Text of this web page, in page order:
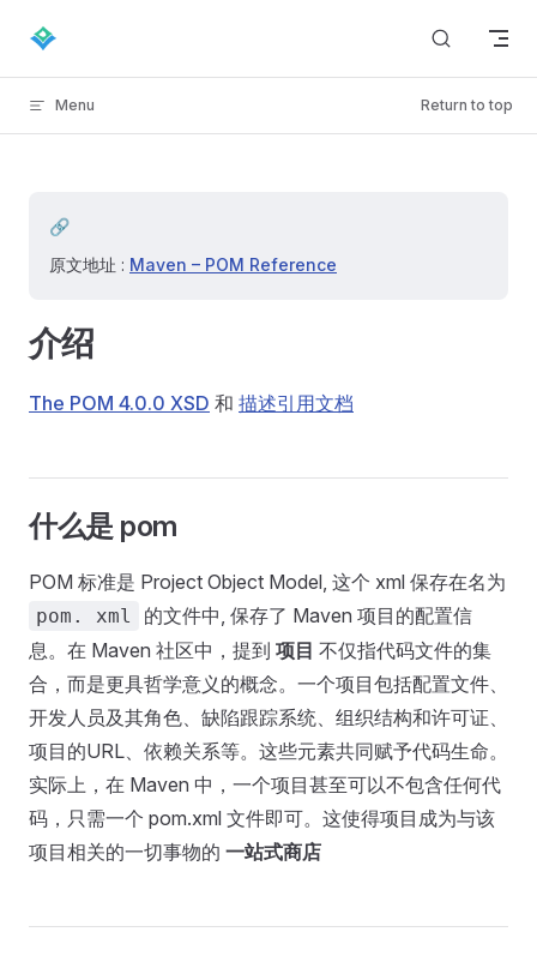
Skip to content
Menu Return to top
🔗
原文地址 : Maven – POM Reference
介绍
The POM 4.0.0 XSD 和 描述引用文档
什么是 pom
POM 标准是 Project Object Model, 这个 xml 保存在名为
pom. xml
的文件中, 保存了 Maven 项目的配置信
息。在 Maven 社区中，提到 项目 不仅指代码文件的集
合，而是更具哲学意义的概念。一个项目包括配置文件、
开发人员及其角色、缺陷跟踪系统、组织结构和许可证、
项目的URL、依赖关系等。这些元素共同赋予代码生命。
实际上，在 Maven 中，一个项目甚至可以不包含任何代
码，只需一个 pom.xml 文件即可。这使得项目成为与该
项目相关的一切事物的 一站式商店